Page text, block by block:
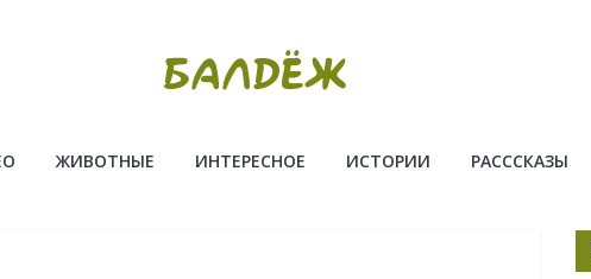
ЖИВОТНЫЕ ИНТЕРЕСНОЕ ИСТОРИИ РАСССКАЗЫ